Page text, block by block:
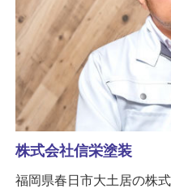
株式会社信栄塗装
福岡県春日市大土居の株